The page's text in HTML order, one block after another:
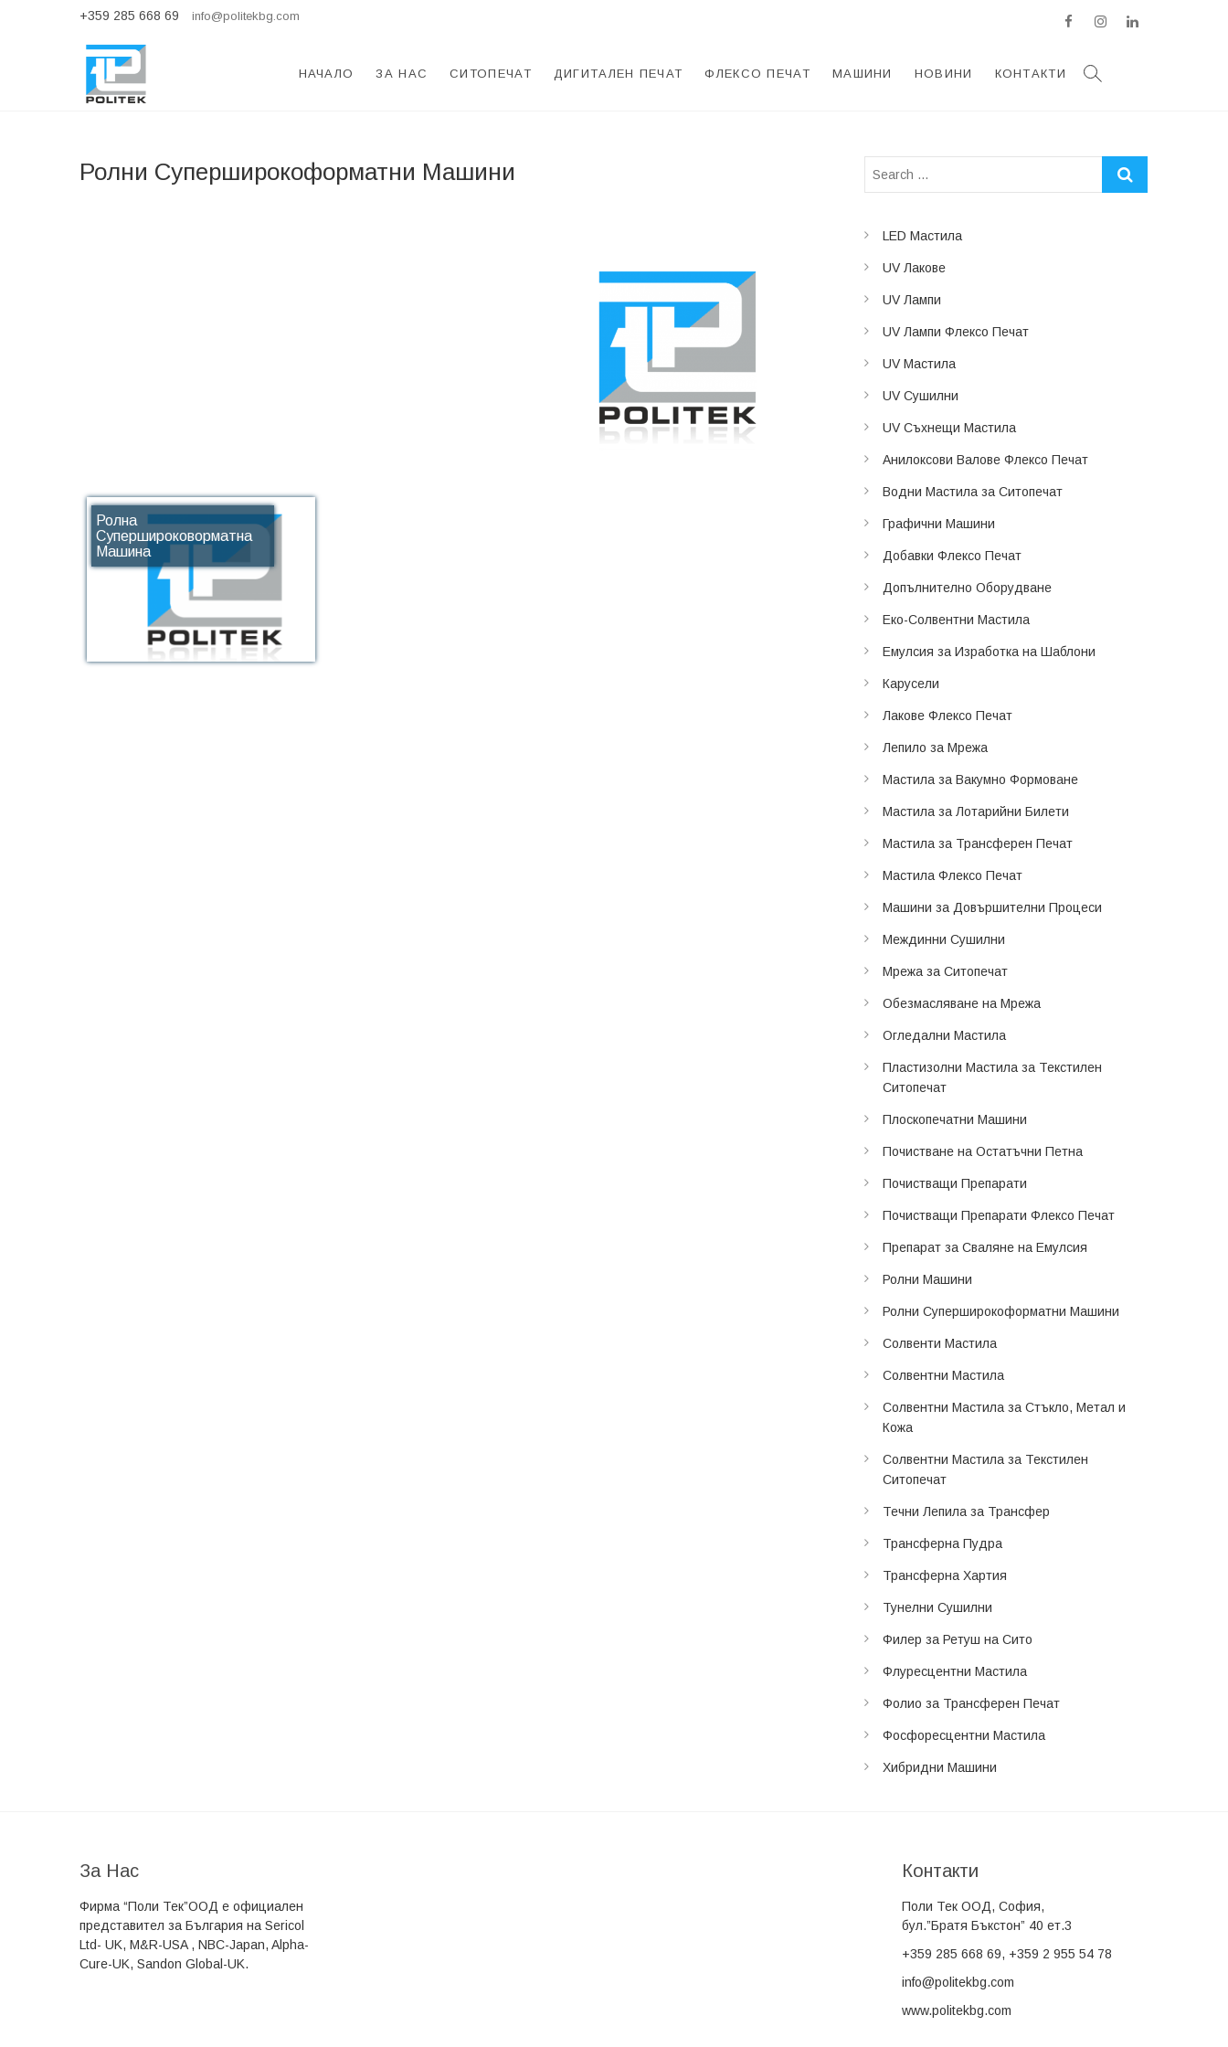
+359 285 668 69 info@politekbg.com facebookinstagram
Politek LTD
НАЧАЛО ЗА НАС СИТОПЕЧАТ ДИГИТАЛЕН ПЕЧАТ ФЛЕКСО ПЕЧАТ МАШИНИ НОВИНИ КОНТАКТИ
Ролни Суперширокоформатни Машини
Ролна
Супершироковорматна
Машина
LED Мастила
UV Лакове
UV Лампи
UV Лампи Флексо Печат
UV Мастила
UV Сушилни
UV Съхнещи Мастила
Анилоксови Валове Флексо Печат
Водни Мастила за Ситопечат
Графични Машини
Добавки Флексо Печат
Допълнително Оборудване
Еко-Солвентни Мастила
Емулсия за Изработка на Шаблони
Карусели
Лакове Флексо Печат
Лепило за Мрежа
Мастила за Вакумно Формоване
Мастила за Лотарийни Билети
Мастила за Трансферен Печат
Мастила Флексо Печат
Машини за Довършителни Процеси
Междинни Сушилни
Мрежа за Ситопечат
Обезмасляване на Мрежа
Огледални Мастила
Пластизолни Мастила за Текстилен
Ситопечат
Плоскопечатни Машини
Почистване на Остатъчни Петна
Почистващи Препарати
Почистващи Препарати Флексо Печат
Препарат за Сваляне на Емулсия
Ролни Машини
Ролни Суперширокоформатни Машини
Солвенти Мастила
Солвентни Мастила
Солвентни Мастила за Стъкло, Метал и
Кожа
Солвентни Мастила за Текстилен
Ситопечат
Течни Лепила за Трансфер
Трансферна Пудра
Трансферна Хартия
Тунелни Сушилни
Филер за Ретуш на Сито
Флуресцентни Мастила
Фолио за Трансферен Печат
Фосфоресцентни Мастила
Хибридни Машини
За Нас
Фирма “Поли Тек”ООД е официален
представител за България на Sericol
Ltd- UK, M&R-USA , NBC-Japan, Alpha-
Cure-UK, Sandon Global-UK.
Кoнтакти
Поли Тек ООД, София,
бул.”Братя Бъкстон” 40 ет.3
+359 285 668 69, +359 2 955 54 78
info@politekbg.com
www.politekbg.com